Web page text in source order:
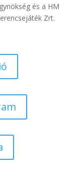
és a HM
Zrt.